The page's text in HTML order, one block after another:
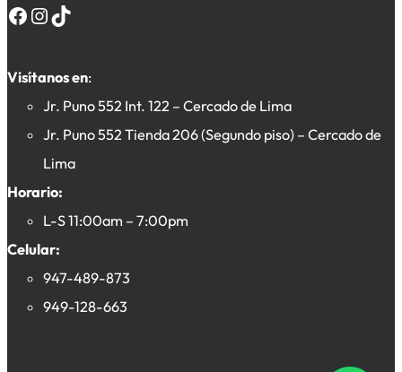
Facebook InstagramTikTok
Visítanos en:
Jr. Puno 552 Int. 122 – Cercado de Lima
Jr. Puno 552 Tienda 206 (Segundo piso) – Cercado de
Lima
Horario:
L-S 11:00am – 7:00pm
Celular:
947-489-873
949-128-663